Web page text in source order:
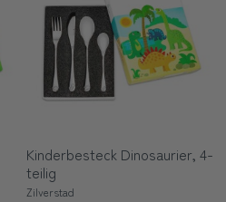
Kinderbesteck Dinosaurier, 4-
teilig
Zilverstad